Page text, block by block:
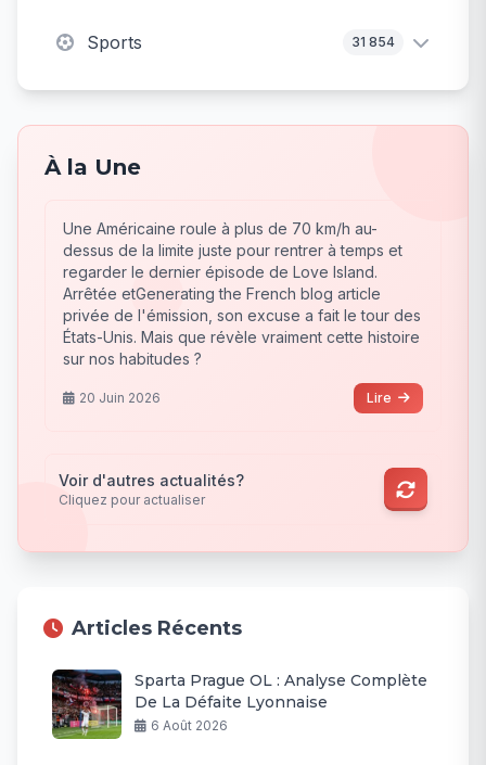
Sports 31 854
À la Une
Une Américaine roule à plus de 70 km/h au-
dessus de la limite juste pour rentrer à temps et
regarder le dernier épisode de Love Island.
Arrêtée etGenerating the French blog article
privée de l'émission, son excuse a fait le tour des
États-Unis. Mais que révèle vraiment cette histoire
sur nos habitudes ?
20 Juin 2026 Lire
Voir d'autres actualités?
Cliquez pour actualiser
Articles Récents
Sparta Prague OL : Analyse Complète
De La Défaite Lyonnaise
6 Août 2026